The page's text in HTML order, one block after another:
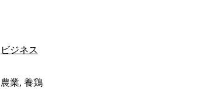
ビジネス
農業, 養鶏